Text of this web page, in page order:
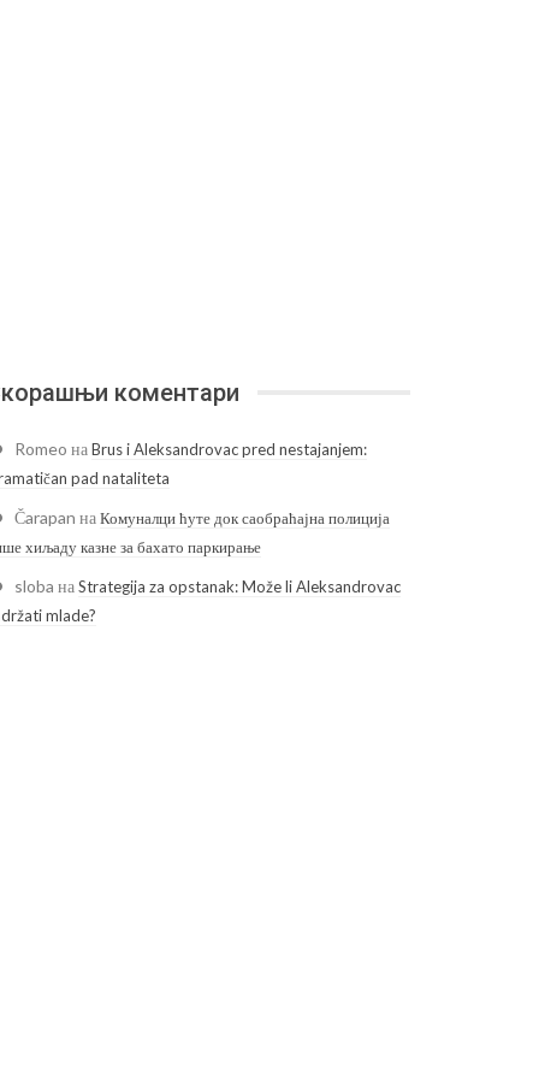
коментари
Romeo наBrus i Aleksandrovac pred nestajanjem:
pad nataliteta
Čarapan наКомуналци ћуте док саобраћајна полиција
хиљаду казне за бахато паркирање
sloba наStrategija za opstanak: Može li Aleksandrovac
mlade?